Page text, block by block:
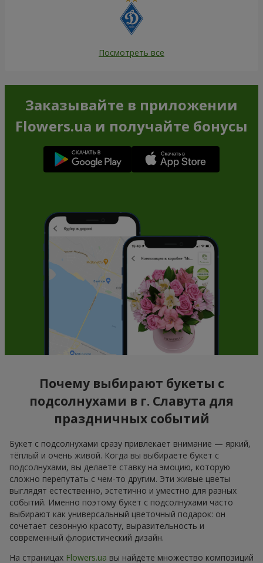
Посмотреть все
Заказывайте в приложении
Flowers.ua и получайте бонусы
Почему выбирают букеты с
подсолнухами в г. Славута для
праздничных событий
Букет с подсолнухами сразу привлекает внимание — яркий,
тёплый и очень живой. Когда вы выбираете букет с
подсолнухами, вы делаете ставку на эмоцию, которую
сложно перепутать с чем-то другим. Эти живые цветы
выглядят естественно, эстетично и уместно для разных
событий. Именно поэтому букет с подсолнухами часто
выбирают как универсальный цветочный подарок: он
сочетает сезонную красоту, выразительность и
современный флористический дизайн.
На страницах Flowers.ua вы найдёте множество композиций